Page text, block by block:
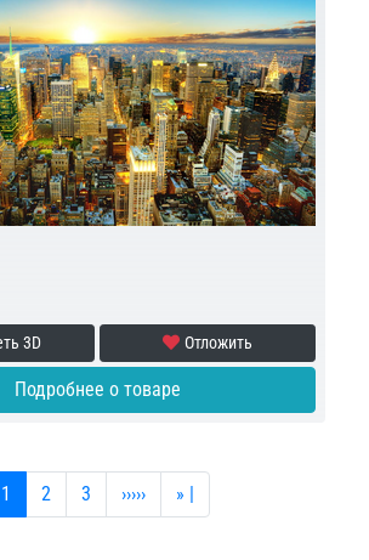
3D Отложить
Подробнее о товаре
Текущая страница
1 Страница
2 Страница
3 Следующая страница
››››› Последняя страница
» |